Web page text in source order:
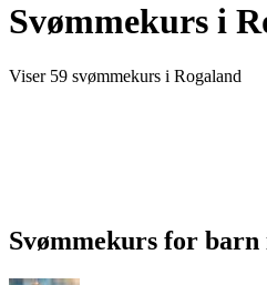
Svømmekurs i
Viser 59 svømmekurs i Rogaland
Svømmekurs for barn